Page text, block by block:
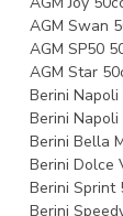
AGM Swan
AGM SP50
AGM Star
Berini
Berini
Berini Bella
Berini Dolce
Berini Sprint
Berini